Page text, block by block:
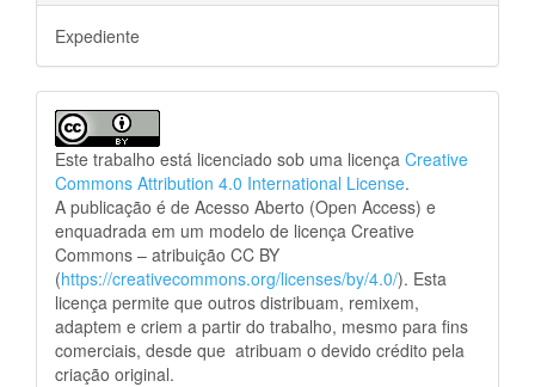
Expediente
Este trabalho está licenciado sob uma licença Creative
Commons Attribution 4.0 International License.
A publicação é de Acesso Aberto (Open Access) e
enquadrada em um modelo de licença Creative
Commons – atribuição CC BY
(https://creativecommons.org/licenses/by/4.0/). Esta
licença permite que outros distribuam, remixem,
adaptem e criem a partir do trabalho, mesmo para fins
comerciais, desde que atribuam o devido crédito pela
criação original.